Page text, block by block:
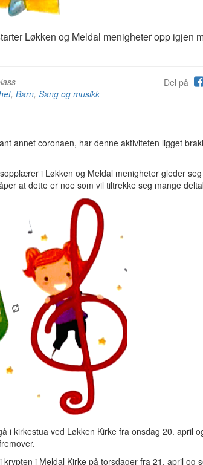
Løkken og Meldal menigheter opp igjen
Del på
, Barn, Sang og musikk
annet coronaen, har denne aktiviteten ligget
i Løkken og Meldal menigheter gleder
at dette er noe som vil tiltrekke seg mange
i kirkestua ved Løkken Kirke fra onsdag 20. april
i Meldal Kirke på torsdager fra 21. april og